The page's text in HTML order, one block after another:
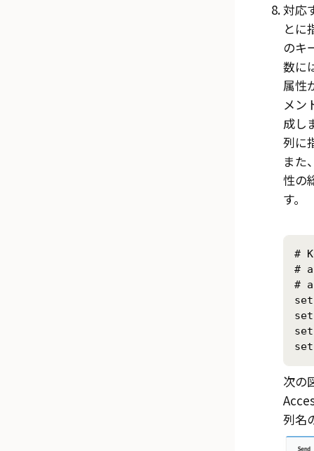
対応
とに
のキ
数に
属性
メン
成し
列に
また
性の
す。
#
#
#
次の
列名